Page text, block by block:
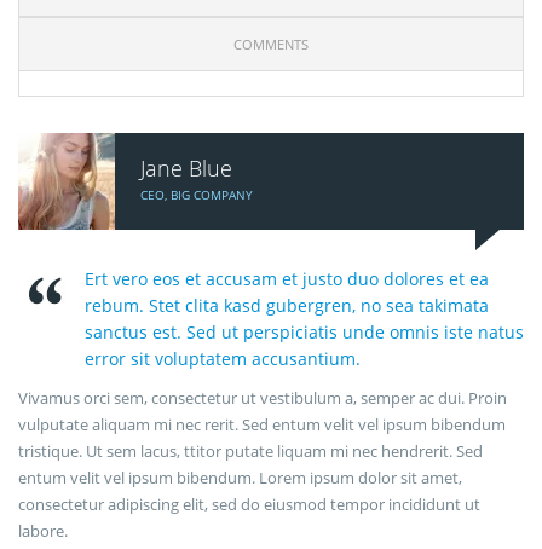
COMMENTS
Jane Blue
CEO, BIG COMPANY
Ert vero eos et accusam et justo duo dolores et ea
rebum. Stet clita kasd gubergren, no sea takimata
sanctus est. Sed ut perspiciatis unde omnis iste natus
error sit voluptatem accusantium.
Vivamus orci sem, consectetur ut vestibulum a, semper ac dui. Proin
vulputate aliquam mi nec rerit. Sed entum velit vel ipsum bibendum
tristique. Ut sem lacus, ttitor putate liquam mi nec hendrerit. Sed
entum velit vel ipsum bibendum. Lorem ipsum dolor sit amet,
consectetur adipiscing elit, sed do eiusmod tempor incididunt ut
labore.